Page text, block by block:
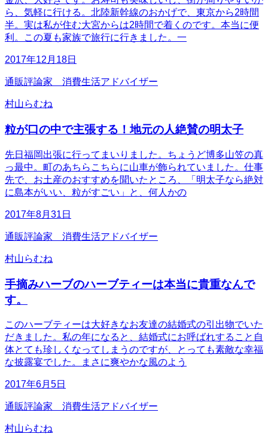
ら、気軽に行ける。北陸新幹線のおかげで、東京から2時間
半。実は私が住む大宮からは2時間で着くのです。本当に便
利。この夏も家族で旅行に行きました。一
2017年12月18日
通販評論家 消費生活アドバイザー
村山らむね
粒が口の中で主張する！地元の人絶賛の明太子
先日福岡出張に行ってまいりました。ちょうど博多山笠の真
っ最中。町のあちらこちらに山車が飾られていました。仕事
先で、お土産のおすすめを聞いたところ、「明太子なら絶対
に島本がいい、粒がすごい」と、何人かの
2017年8月31日
通販評論家 消費生活アドバイザー
村山らむね
手摘みハーブのハーブティーは本当に貴重なんで
す。
このハーブティーは大好きなお友達の結婚式の引出物でいた
だきました。私の年になると、結婚式にお呼ばれすること自
体とても珍しくなってしまうのですが、とっても素敵な幸福
な披露宴でした。まさに爽やかな風のよう
2017年6月5日
通販評論家 消費生活アドバイザー
村山らむね